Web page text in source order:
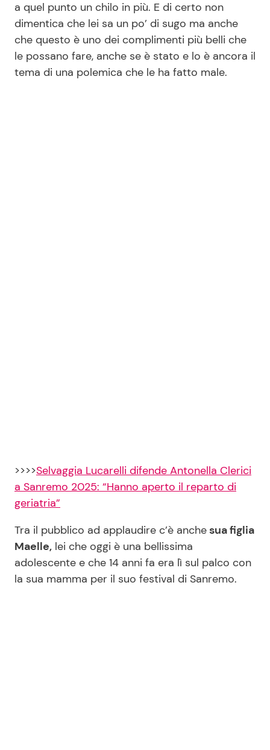
a quel punto un chilo in più. E di certo non
dimentica che lei sa un po’ di sugo ma anche
che questo è uno dei complimenti più belli che
le possano fare, anche se è stato e lo è ancora il
tema di una polemica che le ha fatto male.
>>>>Selvaggia Lucarelli difende Antonella Clerici
a Sanremo 2025: “Hanno aperto il reparto di
geriatria”
Tra il pubblico ad applaudire c’è anchesua figlia
Maelle, lei che oggi è una bellissima
adolescente e che 14 anni fa era lì sul palco con
la sua mamma per il suo festival di Sanremo.